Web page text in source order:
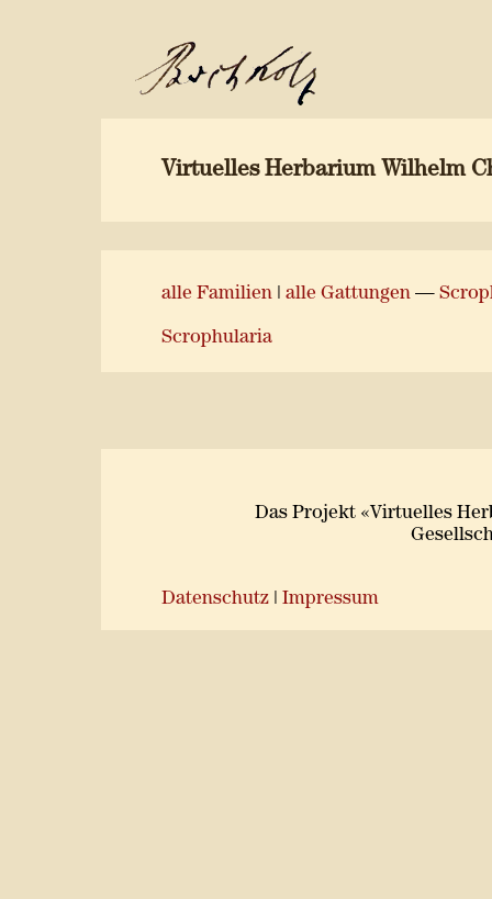
Virtuelles Herbarium Wilhelm
alle Familien alle Gattungen —
Scrophularia
Das Projekt «Virtuelles
Datenschutz Impressum